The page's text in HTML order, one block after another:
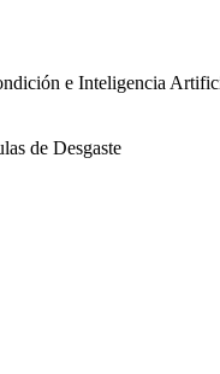
e Inteligencia
de Desgaste